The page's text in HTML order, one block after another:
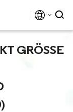
GRÖSSE U